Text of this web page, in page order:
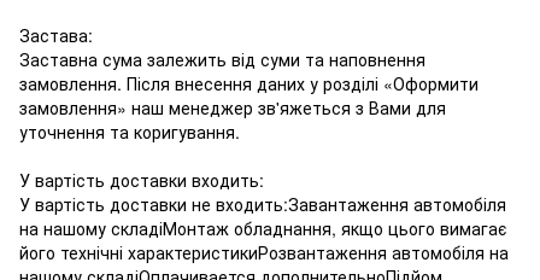
Застава:
Заставна сума залежить від суми та наповнення
замовлення. Після внесення даних у розділі «Оформити
замовлення» наш менеджер зв'яжеться з Вами для
уточнення та коригування.
У вартість доставки входить:
У вартість доставки не входить:Завантаження автомобіля
на нашому складіМонтаж обладнання, якщо цього вимагає
його технічні характеристикиРозвантаження автомобіля на